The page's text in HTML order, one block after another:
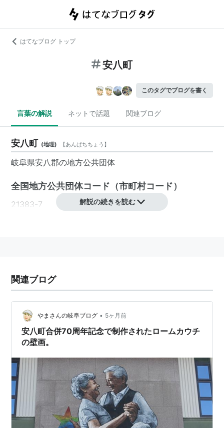
はてなブログ トップ
安八町
このタグでブログを書く
言葉の解説 ネットで話題 関連ブログ
安八町 (地理) 【あんぱちちょう 】
岐阜県安八郡の地方公共団体
全国地方公共団体コード （市町村コード）
21383-7 解説の続きを読む
関連ブログ
やまさんの岐阜ブログ • 5ヶ月前
安八町合併70周年記念で制作されたロームカウチ
の壁画。